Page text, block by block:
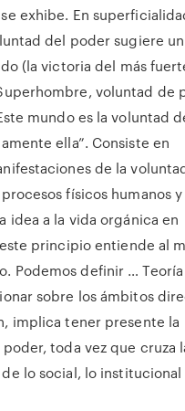
exhibe. En
del poder sugiere un
(la victoria del más
voluntad de
mundo es la voluntad
ella”. Consiste en
de la
físicos humanos y
idea a la vida orgánica en
principio entiende al
Podemos definir …
sobre los ámbitos
implica tener presente la
toda vez que cruza
lo social, lo institucional